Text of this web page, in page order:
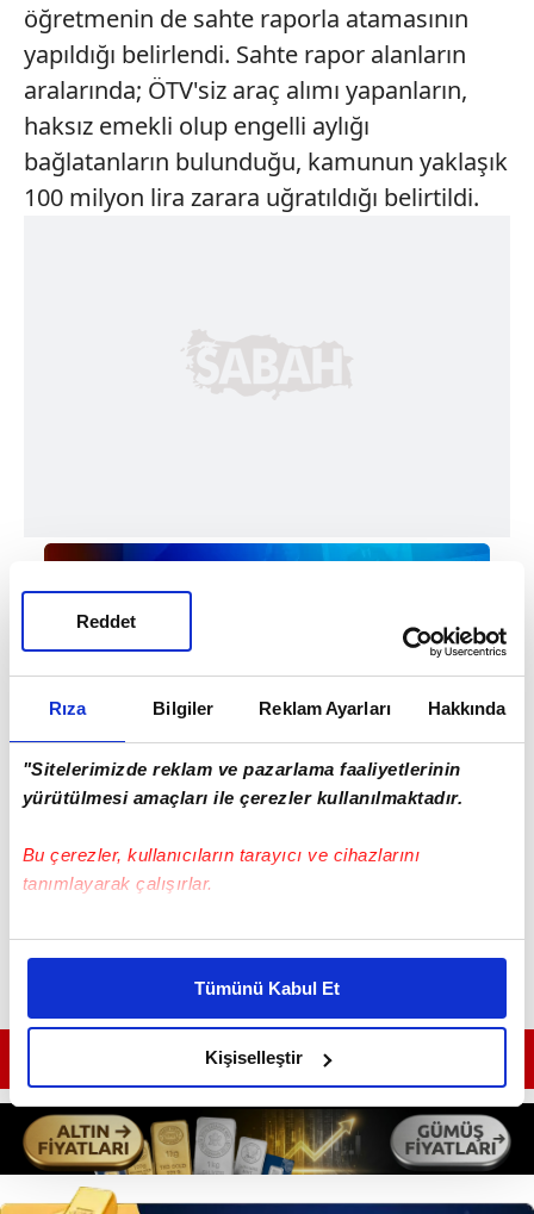
Rıza Bilgiler Reklam Ayarları Hakkında
"Sitelerimizde reklam ve pazarlama faaliyetlerinin
yürütülmesi amaçları ile çerezler kullanılmaktadır.
Bu çerezler, kullanıcıların tarayıcı ve cihazlarını
tanımlayarak çalışırlar.
Bu çerezlere izin vermeniz halinde sizlere özel
daha iyi reklam deneyimi yaşatabiliriz. Bunu yaparken
amacımızın size daha iyi bir reklam deneyimi sunmak
olduğunu ve sizlere en iyi içerikleri sunabilmek adına
elimizden gelen çabayı gösterdiğimizi ve bu noktada,
reklamların maliyetlerimizi karşılamak noktasında tek gelir
kalemimiz olduğunu sizlere hatırlatmak isteriz.
Her halükârda, kullanıcılar, bu çerezlere izin vermedikleri
Tümünü Kabul Et
Kişiselleştir
Reddet
öğretmenin de sahte raporla atamasının
yapıldığı belirlendi. Sahte rapor alanların
aralarında; ÖTV'siz araç alımı yapanların,
haksız emekli olup engelli aylığı
bağlatanların bulunduğu, kamunun yaklaşık
100 milyon lira zarara uğratıldığı belirtildi.
Haber Girişi
Mete Efendioğlu - Editör
GÜNÜN EN ÖNEMLİ MANŞETLERİ İÇİN TIKLAYIN